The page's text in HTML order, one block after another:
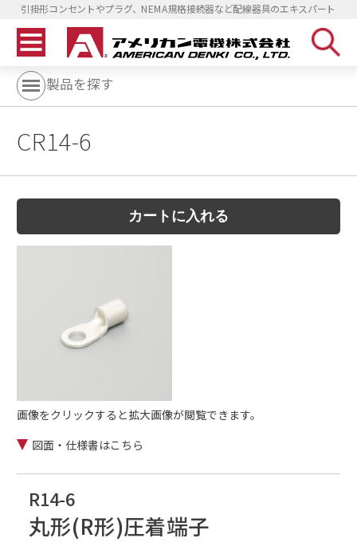
引掛形コンセントやプラグ、NEMA規格接続器など配線器具のエキスパート
製品を探す
CR14-6
画像をクリックすると拡大画像が閲覧できます。
図面・仕様書はこちら
R14-6
丸形(R形)圧着端子